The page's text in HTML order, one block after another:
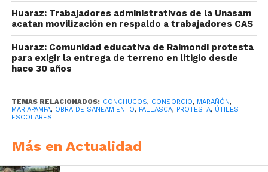
Huaraz: Trabajadores administrativos de la Unasam
acatan movilización en respaldo a trabajadores CAS
Huaraz: Comunidad educativa de Raimondi protesta
para exigir la entrega de terreno en litigio desde
hace 30 años
TEMAS RELACIONADOS: CONCHUCOS, CONSORCIO, MARAÑÓN,
MARIAPAMPA, OBRA DE SANEAMIENTO, PALLASCA, PROTESTA, ÚTILES
ESCOLARES
Más en Actualidad